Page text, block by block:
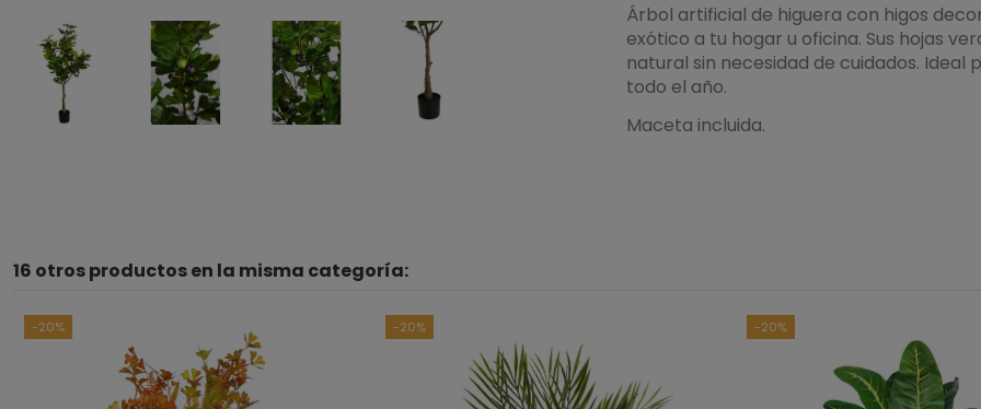
Árbol artificial de higuera con higos
exótico a tu hogar u oficina. Sus hojas
natural sin necesidad de cuidados.
todo el año.
Maceta incluida.
16 otros productos en la misma categoría:
-20% -20% -20%